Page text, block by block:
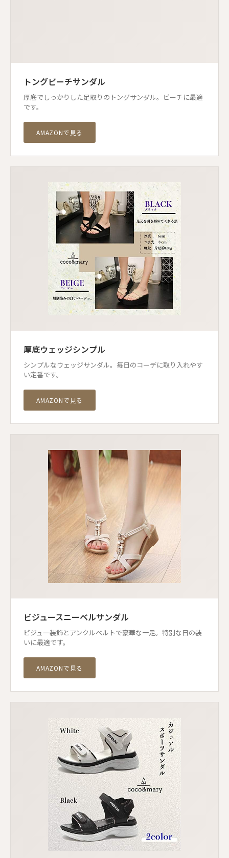
トングビーチサンダル
厚底でしっかりした足取りのトングサンダル。ビーチに最適
です。
AMAZONで見る
厚底ウェッジシンプル
シンプルなウェッジサンダル。毎日のコーデに取り入れやす
い定番です。
AMAZONで見る
ビジュースニーベルサンダル
ビジュー装飾とアンクルベルトで豪華な一足。特別な日の装
いに最適です。
AMAZONで見る